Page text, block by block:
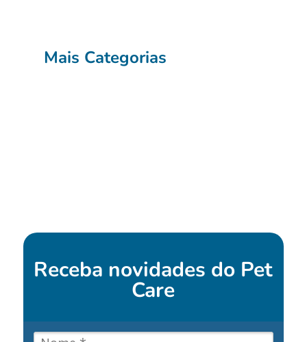
Mais Categorias
Receba novidades do Pet
Care